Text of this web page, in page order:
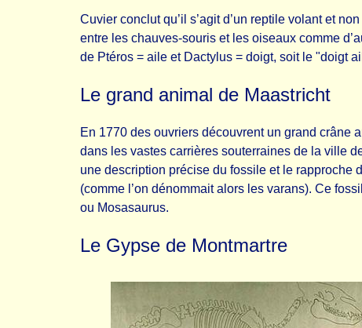
Cuvier conclut qu’il s’agit d’un reptile volant et
entre les chauves-souris et les oiseaux comme
de Ptéros = aile et Dactylus = doigt, soit le "doigt
Le grand animal de Maastricht
En 1770 des ouvriers découvrent un grand crâne
dans les vastes carrières souterraines de la ville
une description précise du fossile et le rapproche
(comme l’on dénommait alors les varans). Ce
ou Mosasaurus.
Le Gypse de Montmartre